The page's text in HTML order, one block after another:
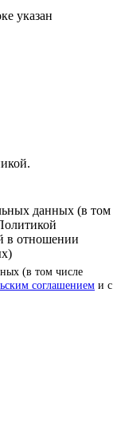
указан
данных (в том
в отношении
(в том числе
соглашением и с